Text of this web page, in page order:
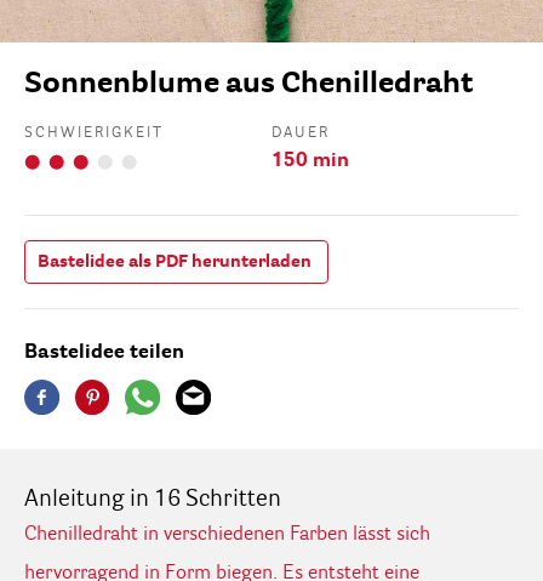
Sonnenblume aus Chenilledraht
SCHWIERIGKEIT DAUER
150 min
Bastelidee als PDF herunterladen
Bastelidee teilen
Anleitung in 16 Schritten
Chenilledraht in verschiedenen Farben lässt sich
hervorragend in Form biegen. Es entsteht eine